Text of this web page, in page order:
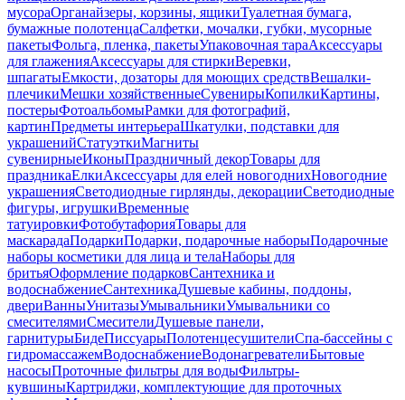
мусораОрганайзеры, корзины, ящикиТуалетная бумага,
бумажные полотенцаСалфетки, мочалки, губки, мусорные
пакетыФольга, пленка, пакетыУпаковочная тараАксессуары
для глаженияАксессуары для стиркиВеревки,
шпагатыЕмкости, дозаторы для моющих средствВешалки-
плечикиМешки хозяйственныеСувенирыКопилкиКартины,
постерыФотоальбомыРамки для фотографий,
картинПредметы интерьераШкатулки, подставки для
украшенийСтатуэткиМагниты
сувенирныеИконыПраздничный декорТовары для
праздникаЕлкиАксессуары для елей новогоднихНовогодние
украшенияСветодиодные гирлянды, декорацииСветодиодные
фигуры, игрушкиВременные
татуировкиФотобутафорияТовары для
маскарадаПодаркиПодарки, подарочные наборыПодарочные
наборы косметики для лица и телаНаборы для
бритьяОформление подарковСантехника и
водоснабжениеСантехникаДушевые кабины, поддоны,
двериВанныУнитазыУмывальникиУмывальники со
смесителямиСмесителиДушевые панели,
гарнитурыБидеПиссуарыПолотенцесушителиСпа-бассейны с
гидромассажемВодоснабжениеВодонагревателиБытовые
насосыПроточные фильтры для водыФильтры-
кувшиныКартриджи, комплектующие для проточных